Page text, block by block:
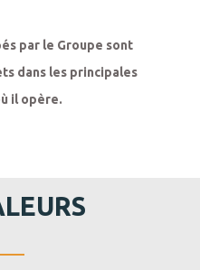
par le Groupe sont
dans les principales
il opère.